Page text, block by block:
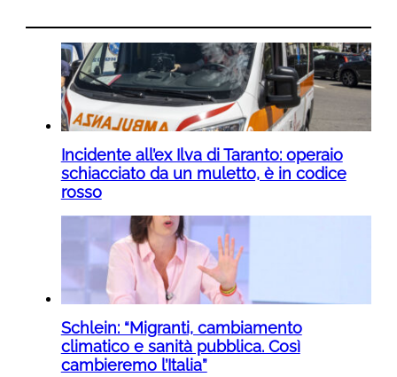
Incidente all’ex Ilva di Taranto: operaio
schiacciato da un muletto, è in codice
rosso
Schlein: “Migranti, cambiamento
climatico e sanità pubblica. Così
cambieremo l’Italia”